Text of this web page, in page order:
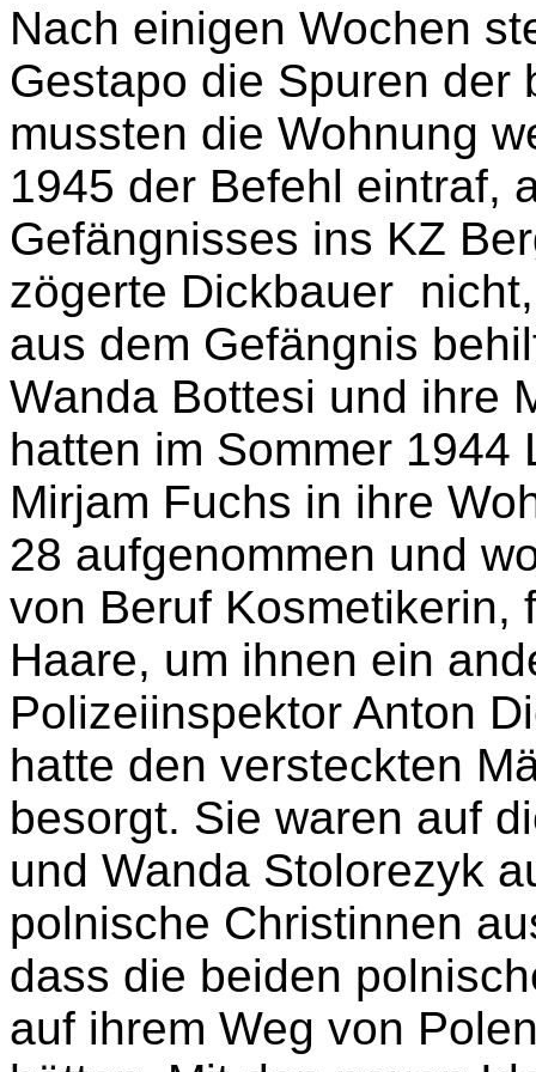
eintrafen, umarmte sie
Dank, ihr seid hier,
Nach einigen Wochen
Gestapo die Spuren der
mussten die Wohnung
1945 der Befehl eintraf,
Gefängnisses ins KZ
zögerteDickbauer nicht,
aus dem Gefängnis
Wanda Bottesi und ihre
hattenim Sommer 1944
Mirjam Fuchs in ihre
28 aufgenommen und
von Beruf Kosmetikerin,
Haare, um ihnen ein
Polizeiinspektor Anton
hatte den versteckten
besorgt. Sie waren auf
und Wanda Stolorezyk